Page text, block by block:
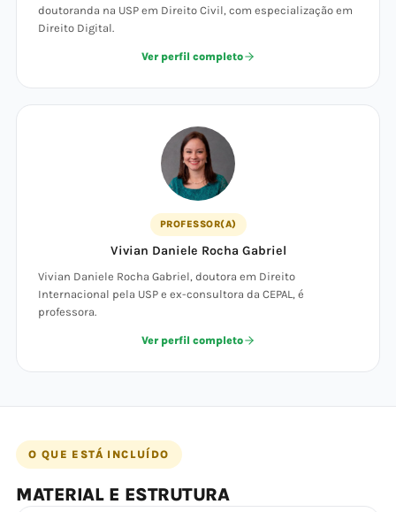
doutoranda na USP em Direito Civil, com especialização em
Direito Digital.
Ver perfil completo
PROFESSOR(A)
Vivian Daniele Rocha Gabriel
Vivian Daniele Rocha Gabriel, doutora em Direito
Internacional pela USP e ex-consultora da CEPAL, é
professora.
Ver perfil completo
O QUE ESTÁ INCLUÍDO
MATERIAL E ESTRUTURA